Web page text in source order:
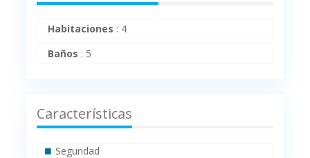
Habitaciones : 4
Baños : 5
Características
Seguridad